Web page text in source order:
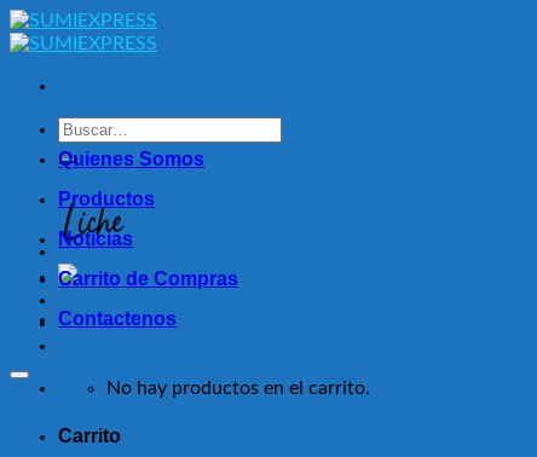
Skip
to
Buscar
por:
No hay productos en el carrito.
Carrito
Quienes Somos
Productos
Noticias
Carrito de Compras
Contactenos